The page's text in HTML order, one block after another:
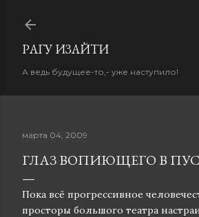
PАГУ ИЗAЙТИ
А ведь будущее-то,- уже наступило!
марта 04, 2009
ГЛАЗ ВОПИЮЩЕГО В
Пока всё прогрессивное
просторы большого театра